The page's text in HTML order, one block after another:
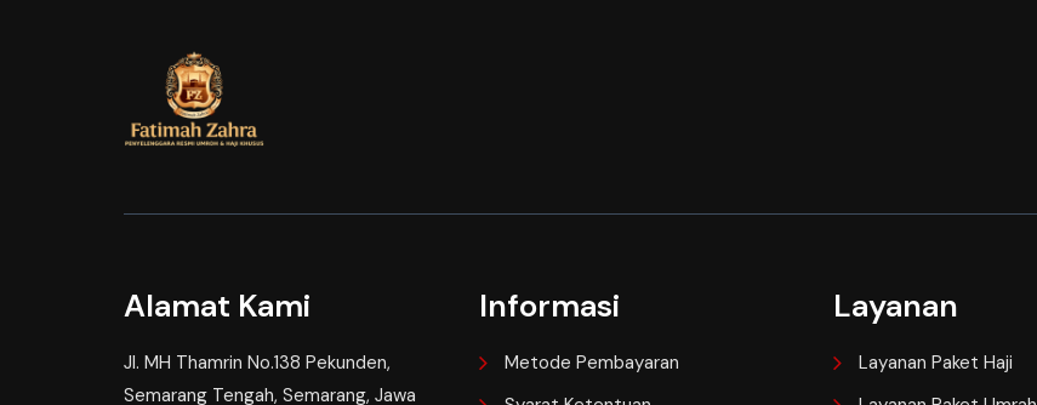
Alamat Kami
Jl. MH Thamrin No.138 Pekunden,
Semarang Tengah, Semarang, Jawa
Informasi
Metode Pembayaran
Layanan
Layanan Paket Haji